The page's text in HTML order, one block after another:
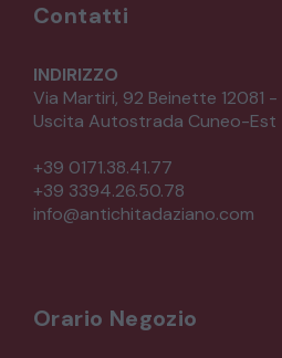
SEDIE
CREDENZE – DOPPI
Contatti
INDIRIZZO
Via Martiri, 92 Beinette 12081 -
Uscita Autostrada Cuneo-Est
+39 0171.38.41.77
+39 3394.26.50.78
info@antichitadaziano.com
Orario Negozio